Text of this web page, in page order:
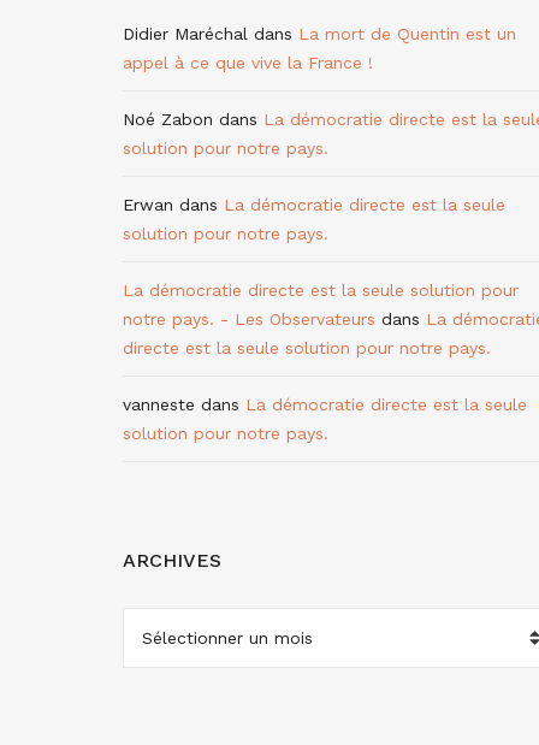
Didier Maréchal dans La mort de Quentin est un
appel à ce que vive la France !
Noé Zabon dans La démocratie directe est la
solution pour notre pays.
Erwan dans La démocratie directe est la seule
solution pour notre pays.
La démocratie directe est la seule solution pour
notre pays. - Les Observateurs dans La
directe est la seule solution pour notre pays.
vanneste dans La démocratie directe est la seule
solution pour notre pays.
ARCHIVES
ARCHIVES